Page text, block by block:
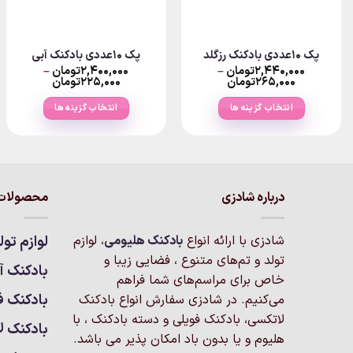
پک ۱۰عددی بادکنک رزگلد
۲,۴۴۰,۰۰۰تومان–
۲۶۵,۰۰۰تومانPrice
range:
through
۲,۴۴۰,۰۰۰تومان
انتخاب گزینه ها
مختلفی
باشد.
گزینه
ها
ممکن
است
در
صفحه
پک ۱۰عددی بادکنک آبی
۲,۴۰۰,۰۰۰تومان–
۲۲۵,۰۰۰تومان
through
۲,۴۰۰,۰۰۰تومان
انتخاب گزینه ها
باشد.
ممکن
در
صفحه
درباره شادزی
شادزی با ارائه انواع بادکنک‌ هلیومی، لوازم
تولد و تم‌های متنوع ، فضایی زیبا و
خاص برای مراسم‌های شما فراهم
می‌کنیم. در شادزی سفارش انواع بادکنک
لاتکسی، بادکنک فویلی و دسته بادکنک ، با
هلیوم و یا بدون باد امکان پذیر می باشد.
لوازم
بادکنک
بادکنک
بادکنک